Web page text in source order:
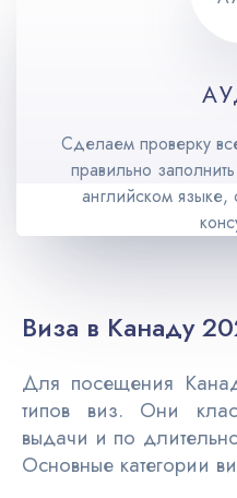
Сделаем проверку
правильно
английском языке,
Виза в Канаду
Для посещения
типов виз. Они
выдачи и по
Основные категории